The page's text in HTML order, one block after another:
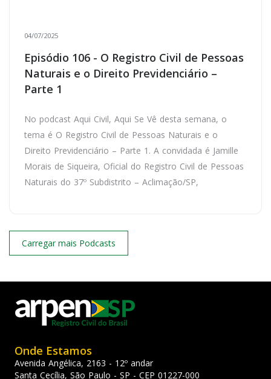
04/07/2025
Episódio 106 - O Registro Civil de Pessoas
Naturais e o Direito Previdenciário –
Parte 1
No podcast Aqui Civil, Aqui Se Vê desta semana, o
tema é O Registro Civil de Pessoas Naturais e o
Direito Previdenciário – Parte 1. A convidada é Jamille
Morais de Siqueira, Oficial do Registro Civil de Pessoas
Naturais do 37º Subdistrito – Aclimação/SP,
Carregar mais Podcasts
Onde Estamos
Avenida Angélica, 2163 - 12º andar
Santa Cecília, São Paulo - SP - CEP 01227-000